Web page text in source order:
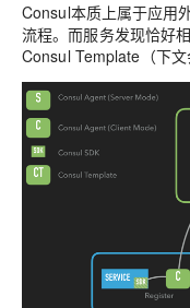
Consul本质上属于应用
流程。而服务发现恰好
Consul Template（下文